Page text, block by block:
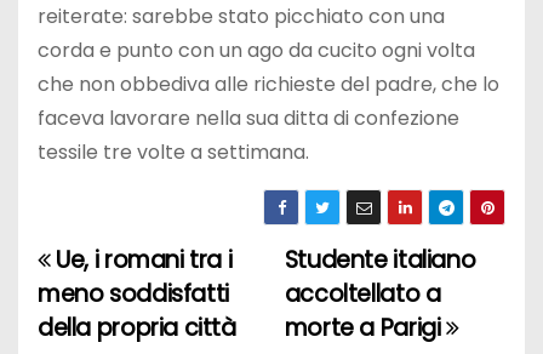
reiterate: sarebbe stato picchiato con una
corda e punto con un ago da cucito ogni volta
che non obbediva alle richieste del padre, che lo
faceva lavorare nella sua ditta di confezione
tessile tre volte a settimana.
N
a
Studente italiano
accoltellato a
morte a Parigi
Ue, i romani tra i
meno soddisfatti
della propria città